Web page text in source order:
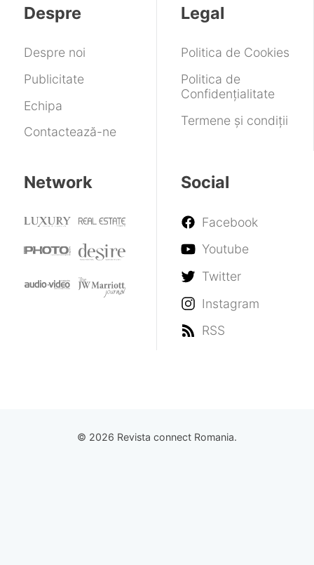
Despre
Despre noi
Publicitate
Echipa
Contactează-ne
Legal
Politica de Cookies
Politica de
Confidențialitate
Termene și condiții
Network Social
Facebook
Youtube
Twitter
Instagram
RSS
© 2026 Revista connect Romania.